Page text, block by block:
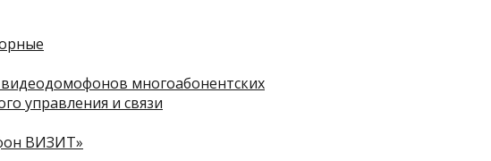
многоабонентских
управления и связи
ВИЗИТ»